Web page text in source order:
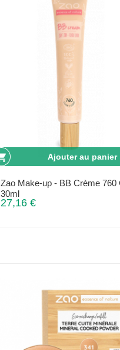
Ajouter au panier
Zao Make-up - BB Crème 760
30ml
27,16 €